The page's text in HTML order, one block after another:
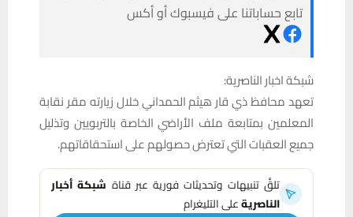
تابع حساباتنا على فيسبوك أو أكس
شبكة اخبار الناصرية:
تعهد محافظ ذي قار هيثم الحمداني خلال زيارته مقر نقابة
المعلمين بمتابعة ملف الأراضي الخاصة بالتربويين وتذليل
جميع العقبات التي تعترض حصولهم على استحقاقاتهم.
تلقَّ تنبيهات وتحديثات فورية عبر قناة شبكة أخبار
الناصريةعلى التليغرام